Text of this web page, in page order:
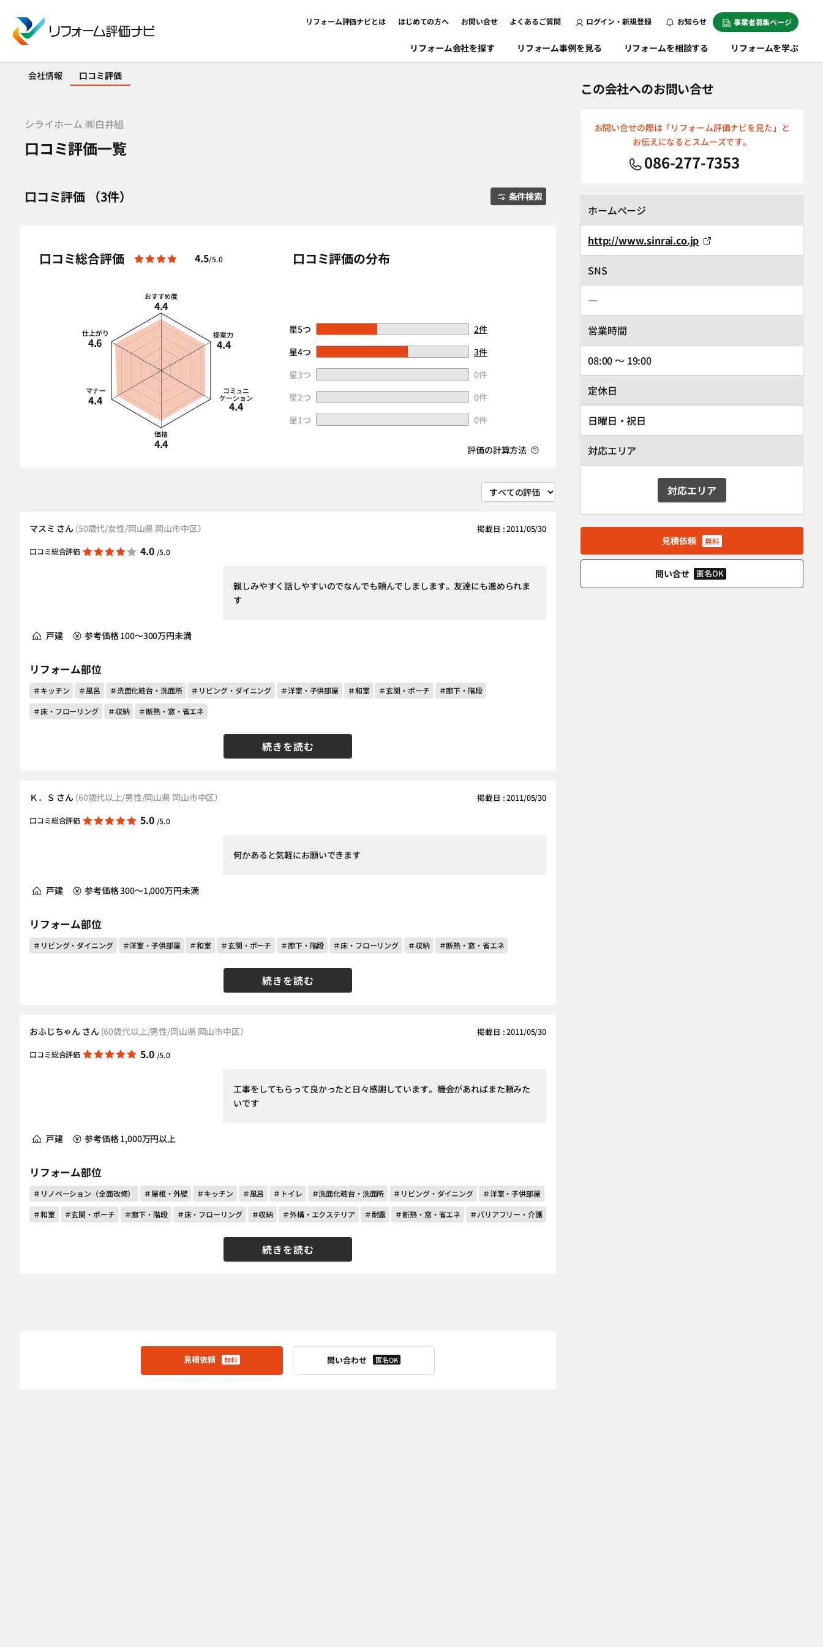
リフォーム評価ナビとは はじめての方へ お問い合せ よくあるご質問 ログイン・新規登録 お知らせ 事業者募集ページ
リフォーム会社を探す リフォーム事例を見る リフォームを相談する リフォームを学ぶ
会社情報 口コミ評価
シライホーム ㈱白井組
口コミ評価一覧
口コミ評価 （3件） 条件検索
口コミ総合評価 4.5/5.0
おすすめ度
4.4
提案力
4.4
コミュニ
ケーション
4.4
価格
4.4
マナー
4.4
仕上がり
4.6
口コミ評価の分布
星5つ
2件
星4つ
3件
星3つ
0件
星2つ
0件
星1つ
0件
評価の計算方法
マスミ さん (50歳代/女性/岡山県 岡山市中区） 掲載日 : 2011/05/30
口コミ総合評価 4.0 /5.0
親しみやすく話しやすいのでなんでも頼んでしまします。友達にも進められま
す
続きを読む
戸建 参考価格 100～300万円未満
リフォーム部位
＃キッチン ＃風呂 ＃洗面化粧台・洗面所 ＃リビング・ダイニング ＃洋室・子供部屋 ＃和室 ＃玄関・ポーチ
＃廊下・階段
＃床・フローリング
＃収納 ＃断熱・窓・省エネ
Ｋ．Ｓ さん (60歳代以上/男性/岡山県 岡山市中区） 掲載日 : 2011/05/30
口コミ総合評価 5.0 /5.0
何かあると気軽にお願いできます
続きを読む
戸建 参考価格 300～1,000万円未満
リフォーム部位
＃リビング・ダイニング ＃洋室・子供部屋 ＃和室 ＃玄関・ポーチ ＃廊下・階段 ＃床・フローリング ＃収納 ＃断熱・窓・省エネ
おふじちゃん さん (60歳代以上/男性/岡山県 岡山市中区） 掲載日 : 2011/05/30
口コミ総合評価 5.0 /5.0
工事をしてもらって良かったと日々感謝しています。機会があればまた頼みた
いです
続きを読む
戸建 参考価格 1,000万円以上
リフォーム部位
＃リノベーション（全面改修） ＃屋根・外壁 ＃キッチン ＃風呂 ＃トイレ ＃洗面化粧台・洗面所 ＃リビング・ダイニング
＃洋室・子供部屋
＃和室
＃玄関・ポーチ ＃廊下・階段 ＃床・フローリング ＃収納 ＃外構・エクステリア ＃耐震 ＃断熱・窓・省エネ ＃バリアフリー・介護
見積依頼 無料 問い合わせ 匿名OK
この会社へのお問い合せ
お問い合せの際は「リフォーム評価ナビを見た」と
お伝えになるとスムーズです。
086-277-7353
ホームページ
http://www.sinrai.co.jp
SNS
―
営業時間
08:00 ～ 19:00
定休日
日曜日・祝日
対応エリア
対応エリア
見積依頼 無料
問い合せ 匿名OK